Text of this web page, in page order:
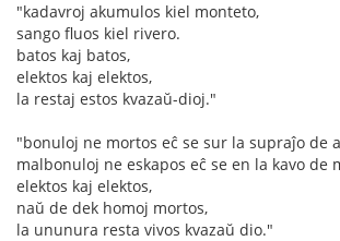
"kadavroj akumulos kiel monteto,
sango fluos kiel rivero.
batos kaj batos,
elektos kaj elektos,
la restaj estos kvazaŭ-dioj."
"bonuloj ne mortos eĉ se sur la supraĵo de
malbonuloj ne eskapos eĉ se en la kavo de
elektos kaj elektos,
naŭ de dek homoj mortos,
la ununura resta vivos kvazaŭ dio."